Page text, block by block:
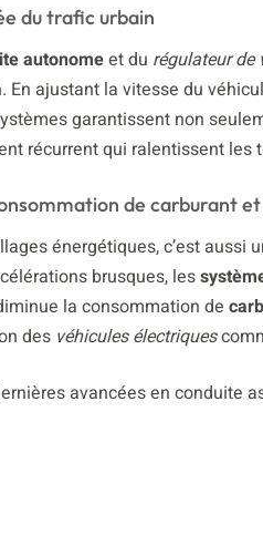
du trafic urbain
autonomeet du régulateur
ajustant la vitesse du
garantissent non
récurrent qui ralentissent les
de carburant et
énergétiques, c’est
brusques, les
la consommation de
des véhicules électriques
avancées en conduite